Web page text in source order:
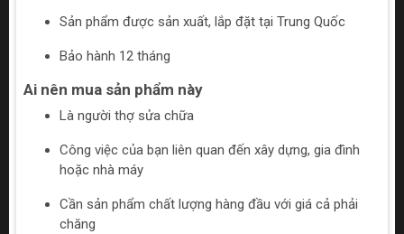
Sản phẩm được sản xuất, lắp đặt tại Trung Quốc
Bảo hành 12 tháng
Ai nên mua sản phẩm này
Là người thợ sửa chữa
Công việc của bạn liên quan đến xây dựng, gia đình
hoặc nhà máy
Cần sản phẩm chất lượng hàng đầu với giá cả phải
chăng